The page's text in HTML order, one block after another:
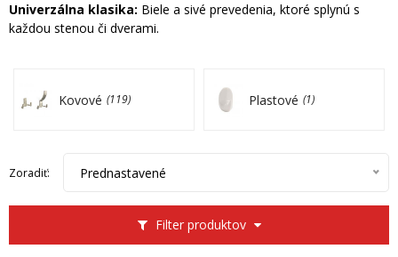
Univerzálna klasika: Biele a sivé prevedenia, ktoré splynú s
každou stenou či dverami.
Kovové (119) Plastové (1)
Filter produktov
Zoradiť: Prednastavené